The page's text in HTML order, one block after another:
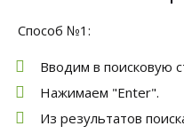
Способ №1:
Вводим в поисковую
Нажимаем "Enter".
Из результатов